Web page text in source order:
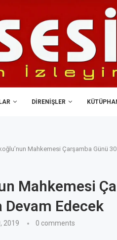
DIRENIŞLER
Mahkemesi Çarşamba Günü
Mahkemesi
Devam Edecek
2019 0 comments